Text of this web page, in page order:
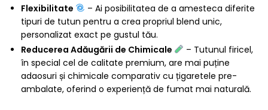
Flexibilitate
– Ai posibilitatea de a amesteca diferite
tipuri de tutun pentru a crea propriul blend unic,
personalizat exact pe gustul tău.
Reducerea Adăugării de Chimicale
– Tutunul firicel,
în special cel de calitate premium, are mai puține
adaosuri și chimicale comparativ cu țigaretele pre-
ambalate, oferind o experiență de fumat mai naturală.